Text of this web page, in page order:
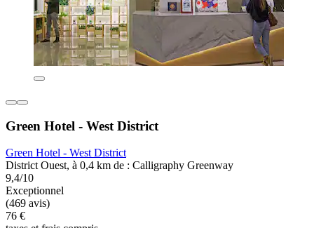
Green Hotel - West District
Green Hotel - West District
District Ouest, à 0,4 km de : Calligraphy Greenway
9,4/10
Exceptionnel
(469 avis)
76 €